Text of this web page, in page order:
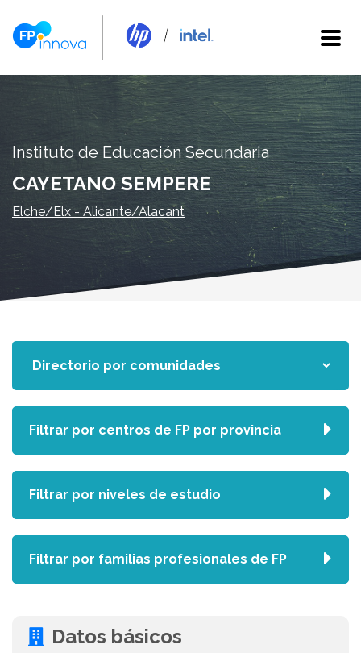
Instituto de Educación Secundaria
CAYETANO SEMPERE
Elche/Elx - Alicante/Alacant
Datos básicos
Filtrar por centros de FP por provincia
Filtrar por niveles de estudio
Filtrar por familias profesionales de FP